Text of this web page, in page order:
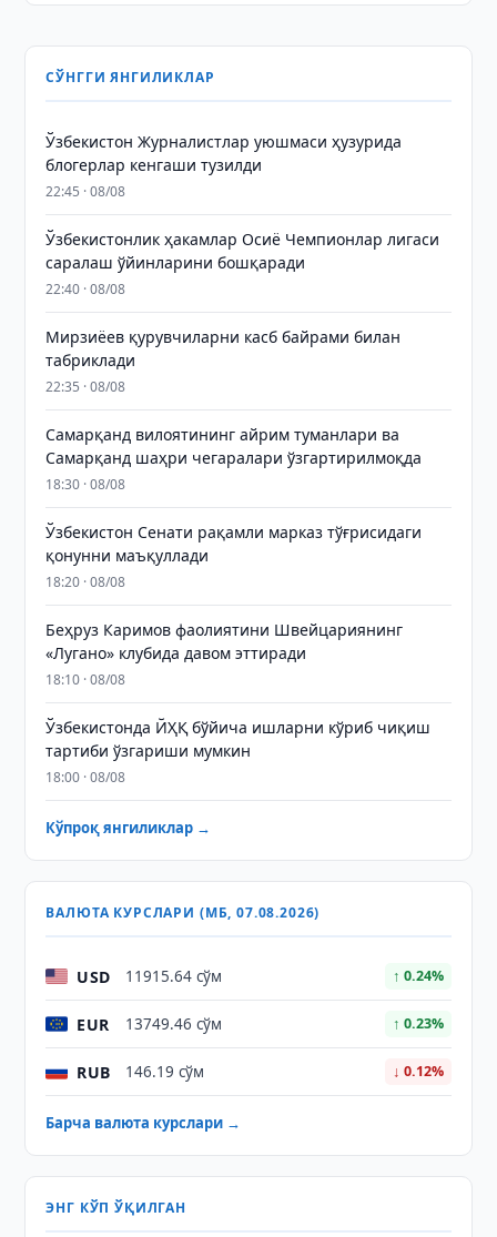
СЎНГГИ ЯНГИЛИКЛАР
Ўзбекистон Журналистлар уюшмаси ҳузурида
блогерлар кенгаши тузилди
22:45 · 08/08
Ўзбекистонлик ҳакамлар Осиё Чемпионлар лигаси
саралаш ўйинларини бошқаради
22:40 · 08/08
Мирзиёев қурувчиларни касб байрами билан
табриклади
22:35 · 08/08
Самарқанд вилоятининг айрим туманлари ва
Самарқанд шаҳри чегаралари ўзгартирилмоқда
18:30 · 08/08
Ўзбекистон Сенати рақамли марказ тўғрисидаги
қонунни маъқуллади
18:20 · 08/08
Беҳруз Каримов фаолиятини Швейцариянинг
«Лугано» клубида давом эттиради
18:10 · 08/08
Ўзбекистонда ЙҲҚ бўйича ишларни кўриб чиқиш
тартиби ўзгариши мумкин
18:00 · 08/08
Кўпроқ янгиликлар →
ВАЛЮТА КУРСЛАРИ (МБ, 07.08.2026)
USD 11915.64 сўм ↑ 0.24%
EUR 13749.46 сўм ↑ 0.23%
RUB 146.19 сўм ↓ 0.12%
Барча валюта курслари →
ЭНГ КЎП ЎҚИЛГАН